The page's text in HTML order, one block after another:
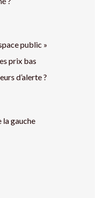
public »
prix bas
d’alerte ?
la gauche